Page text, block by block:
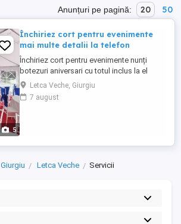
Anunțuri pe pagină: 20 50
5
Închiriez cort pentru evenimente
mai multe detalii la telefon
Închiriez cort pentru evenimente nunți
botezuri aniversari cu totul inclus la el
pentru cele mai bune informații și detalii
sunați mă. Mulțumesc .
Letca Veche, Giurgiu
7 august
Giurgiu Letca Veche Servicii